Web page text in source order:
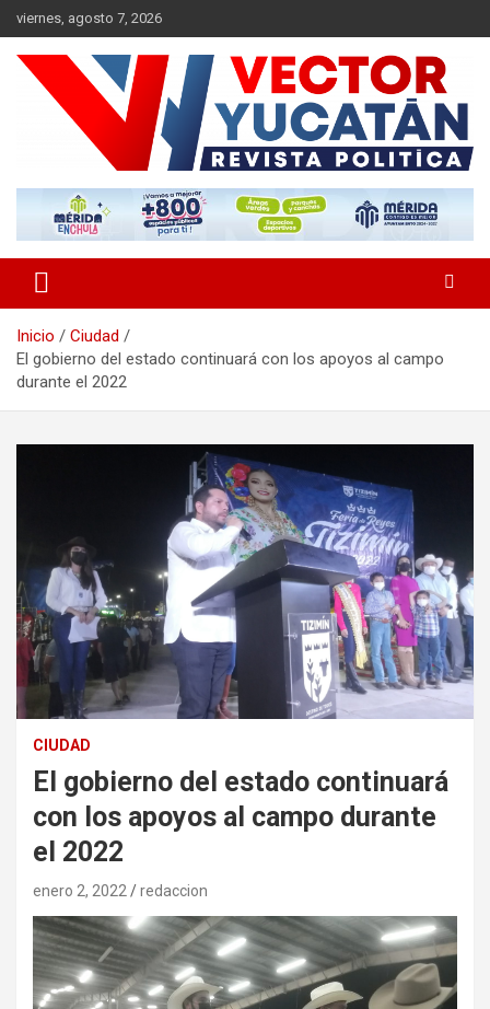
Saltar
al
contenido
viernes, agosto 7, 2026
Vector Yucatán
Inicio
Ciudad
El gobierno del estado continuará con los apoyos al campo
durante el 2022
CIUDAD
El gobierno del estado continuará
con los apoyos al campo durante
el 2022
enero 2, 2022 redaccion